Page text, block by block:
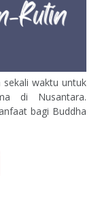
sekali waktu untuk
di Nusantara.
bagi Buddha